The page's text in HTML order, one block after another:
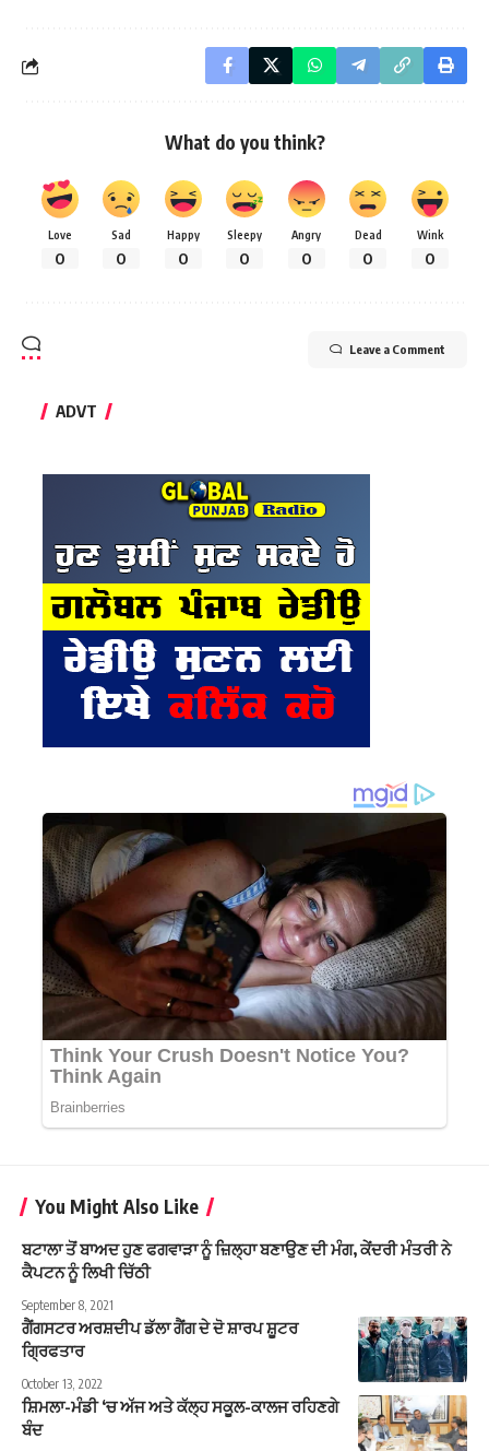
What do you think?
Love
0
Sad
0
Happy
0
Sleepy
0
Angry
0
Dead
0
Wink
0
Leave a Comment
ADVT
You Might Also Like
ਬਟਾਲਾ ਤੋਂ ਬਾਅਦ ਹੁਣ ਫਗਵਾੜਾ ਨੂੰ ਜ਼ਿਲ੍ਹਾ ਬਣਾਉਣ ਦੀ ਮੰਗ, ਕੇਂਦਰੀ ਮੰਤਰੀ ਨੇ
ਕੈਪਟਨ ਨੂੰ ਲਿਖੀ ਚਿੱਠੀ
September 8, 2021
ਗੈਂਗਸਟਰ ਅਰਸ਼ਦੀਪ ਡੱਲਾ ਗੈਂਗ ਦੇ ਦੋ ਸ਼ਾਰਪ ਸ਼ੂਟਰ
ਗ੍ਰਿਫਤਾਰ
October 13, 2022
ਸ਼ਿਮਲਾ-ਮੰਡੀ ‘ਚ ਅੱਜ ਅਤੇ ਕੱਲ੍ਹ ਸਕੂਲ-ਕਾਲਜ ਰਹਿਣਗੇ
ਬੰਦ